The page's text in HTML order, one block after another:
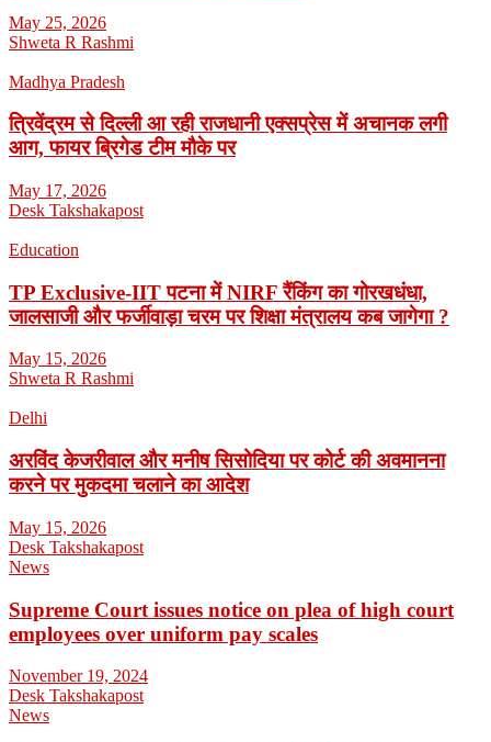
May 25, 2026
Shweta R Rashmi
Madhya Pradesh
त्रिवेंद्रम से दिल्ली आ रही राजधानी एक्सप्रेस में अचानक लगी
आग, फायर ब्रिगेड टीम मौके पर
May 17, 2026
Desk Takshakapost
Education
TP Exclusive-IIT पटना में NIRF रैंकिंग का गोरखधंधा,
जालसाजी और फर्जीवाड़ा चरम पर शिक्षा मंत्रालय कब जागेगा ?
May 15, 2026
Shweta R Rashmi
Delhi
अरविंद केजरीवाल और मनीष सिसोदिया पर कोर्ट की अवमानना
करने पर मुकदमा चलाने का आदेश
May 15, 2026
Desk Takshakapost
News
Supreme Court issues notice on plea of high court
employees over uniform pay scales
November 19, 2024
Desk Takshakapost
News